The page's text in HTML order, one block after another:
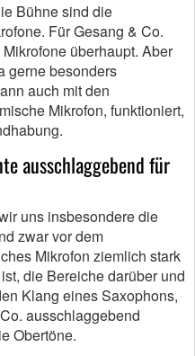
Bühne sind die
Für Gesang & Co.
überhaupt. Aber
gerne besonders
auch mit den
Mikrofon, funktioniert,
ausschlaggebend für
uns insbesondere die
zwar vor dem
Mikrofon ziemlich stark
die Bereiche darüber und
Klang eines Saxophons,
ausschlaggebend
Obertöne.